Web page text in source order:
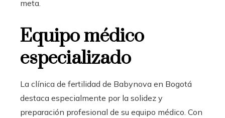
meta.
Equipo médico
especializado
La clínica de fertilidad de Babynova en Bogotá
destaca especialmente por la solidez y
preparación profesional de su equipo médico. Con